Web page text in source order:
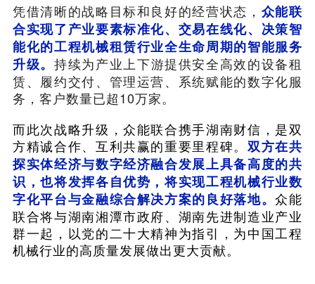
凭借清晰的战略目标和良好的经营状态， 众能联
合实现了产业要素标准化、交易在线化、决策智
能化的工程机械租赁行业全生命周期的智能服务
升级。 持续为产业上下游提供安全高效的设备租
赁、履约交付、管理运营、系统赋能的数字化服
务，客户数量已超10万家。
而此次战略升级，众能联合携手湖南财信，是双
方精诚合作、互利共赢的重要里程碑。双方在共
探实体经济与数字经济融合发展上具备高度的共
识，也将发挥各自优势，将实现工程机械行业数
字化平台与金融综合解决方案的良好落地。众能
联合将与湖南湘潭市政府、湖南先进制造业产业
群一起，以党的二十大精神为指引，为中国工程
机械行业的高质量发展做出更大贡献。